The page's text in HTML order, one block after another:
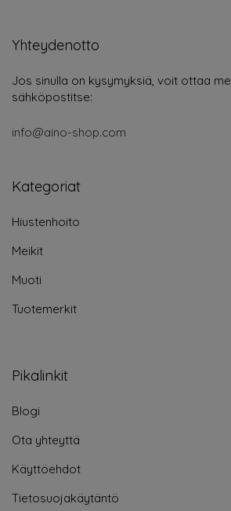
Yhteydenotto
Jos sinulla on kysymyksiä, voit ottaa
sähköpostitse:
info@aino-shop.com
Kategoriat
Hiustenhoito
Meikit
Muoti
Tuotemerkit
Pikalinkit
Blogi
Ota yhteyttä
Käyttöehdot
Tietosuojakäytäntö